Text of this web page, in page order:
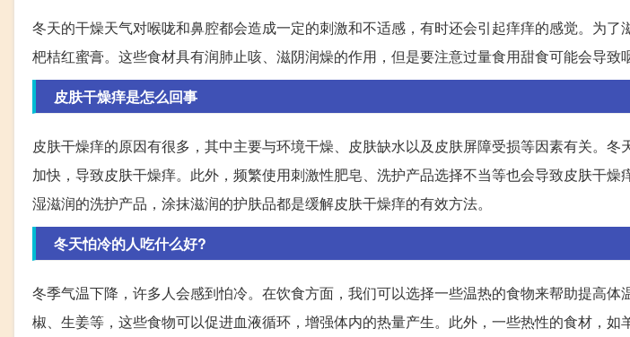
冬天的干燥天气对喉咙和鼻腔都会造成一定的刺激和不适感，有时还会引起痒痒的感觉。为
杷桔红蜜膏。这些食材具有润肺止咳、滋阴润燥的作用，但是要注意过量食用甜食可能会导致
皮肤干燥痒是怎么回事
皮肤干燥痒的原因有很多，其中主要与环境干燥、皮肤缺水以及皮肤屏障受损等因素有关。
加快，导致皮肤干燥痒。此外，频繁使用刺激性肥皂、洗护产品选择不当等也会导致皮肤干燥
湿滋润的洗护产品，涂抹滋润的护肤品都是缓解皮肤干燥痒的有效方法。
冬天怕冷的人吃什么好?
冬季气温下降，许多人会感到怕冷。在饮食方面，我们可以选择一些温热的食物来帮助提高体
椒、生姜等，这些食物可以促进血液循环，增强体内的热量产生。此外，一些热性的食材，如